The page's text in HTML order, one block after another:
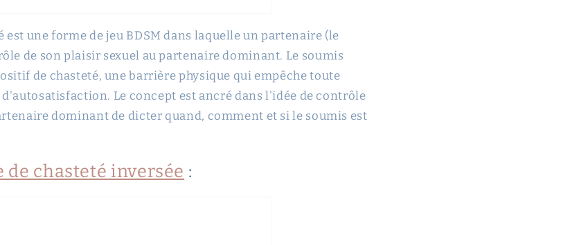
une forme de jeu BDSM dans laquelle un partenaire (le
de son plaisir sexuel au partenaire dominant. Le soumis
de chasteté, une barrière physique qui empêche toute
Le concept est ancré dans l'idée de contrôle
dominant de dicter quand, comment et si le soumis est
de chasteté inversée :